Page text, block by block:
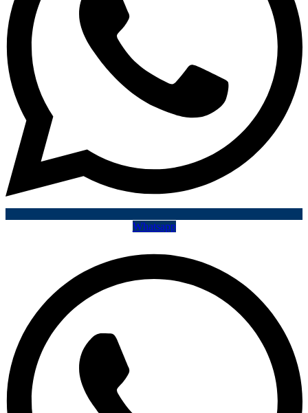
Whatsapp